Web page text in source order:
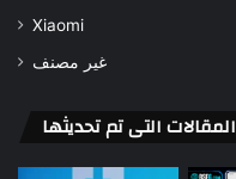
Xiaomi
غير مصنف
المقالات التى تم تحديثها